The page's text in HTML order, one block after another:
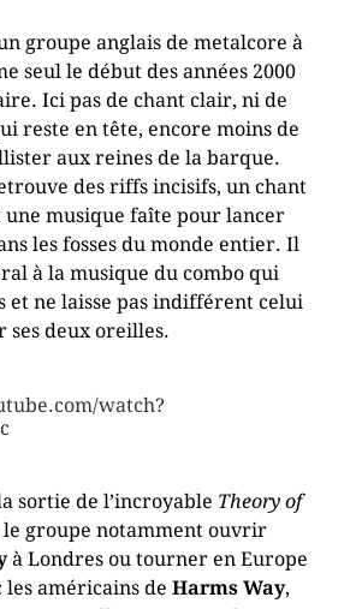
groupe anglais de metalcore à
seul le début des années 2000
Ici pas de chant clair, ni de
reste en tête, encore moins de
aux reines de la barque.
des riffs incisifs, un chant
musique faîte pour lancer
les fosses du monde entier. Il
à la musique du combo qui
et ne laisse pas indifférent celui
ses deux oreilles.
watch?
sortie de l’incroyable Theory of
groupe notamment ouvrir
à Londres ou tourner en Europe
les américains de Harms Way,